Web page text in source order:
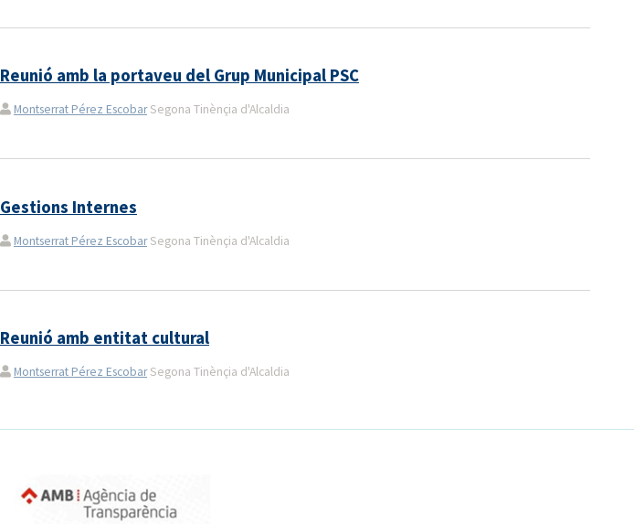
Reunió amb la portaveu del Grup Municipal PSC
Montserrat Pérez EscobarSegona Tinènçia d'Alcaldia
Gestions Internes
Montserrat Pérez EscobarSegona Tinènçia d'Alcaldia
Reunió amb entitat cultural
Montserrat Pérez EscobarSegona Tinènçia d'Alcaldia